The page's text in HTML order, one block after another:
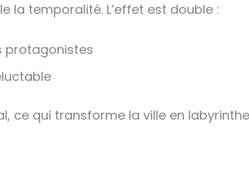
temporalité. L’effet est double :
protagonistes
ce qui transforme la ville en